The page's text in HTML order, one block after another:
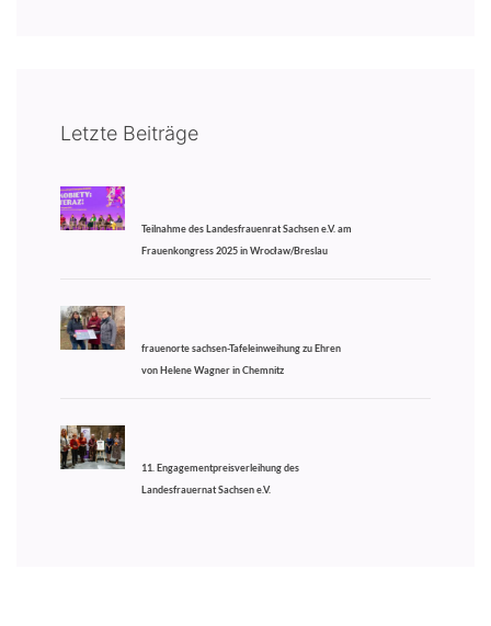
Letzte Beiträge
Teilnahme des Landesfrauenrat Sachsen e.V. am
Frauenkongress 2025 in Wrocław/Breslau
frauenorte sachsen-Tafeleinweihung zu Ehren
von Helene Wagner in Chemnitz
11. Engagementpreisverleihung des
Landesfrauernat Sachsen e.V.